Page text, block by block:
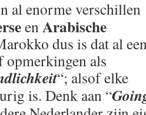
al enorme verschillen
enArabische
dus is dat al
opmerkingen als
“; alsof elke
is. Denk aan “